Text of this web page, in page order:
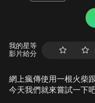
我的星等
影片給分
網上瘋傳使用一根火柴
今天我們就來嘗試一下吧